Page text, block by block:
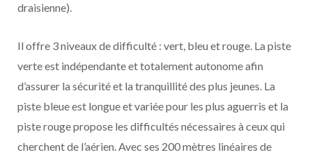
draisienne).
Il offre 3 niveaux de difficulté : vert, bleu et rouge. La piste
verte est indépendante et totalement autonome afin
d’assurer la sécurité et la tranquillité des plus jeunes. La
piste bleue est longue et variée pour les plus aguerris et la
piste rouge propose les difficultés nécessaires à ceux qui
cherchent de l’aérien. Avec ses 200 mètres linéaires de